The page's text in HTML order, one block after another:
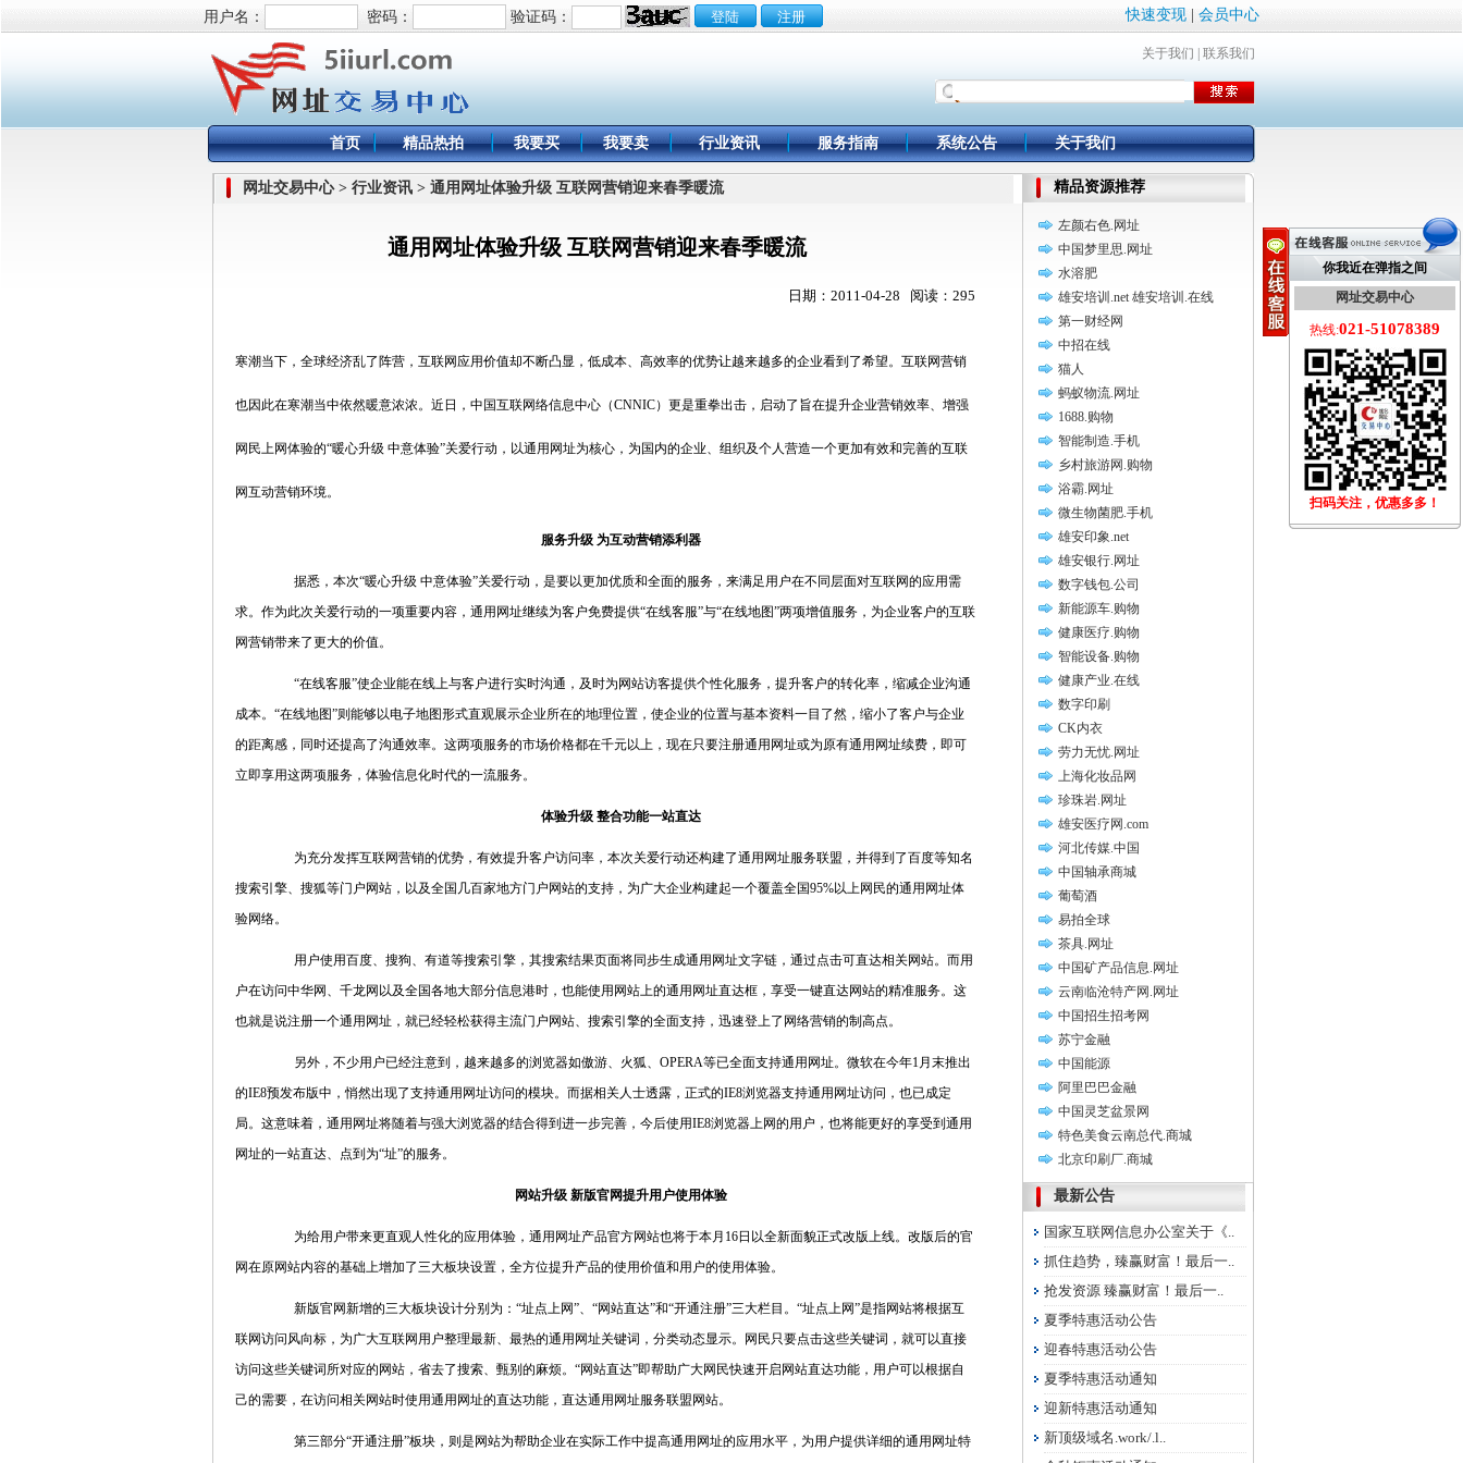
快速变现| 会员中心
用户名： 密码： 验证码：
你我近在弹指之间
网址交易中心
热线:021-51078389
扫码关注，优惠多多！
关于我们 联系我们
首页 精品热拍 我要买 我要卖 行业资讯 服务指南 系统公告 关于我们
网址交易中心 > 行业资讯 > 通用网址体验升级 互联网营销迎来春季暖流
通用网址体验升级 互联网营销迎来春季暖流
日期：2011-04-28 阅读：295
寒潮当下，全球经济乱了阵营，互联网应用价值却不断凸显，低成本、高效率的优势让越来越多的企业看到了希望。互联网营销
也因此在寒潮当中依然暖意浓浓。近日，中国互联网络信息中心（CNNIC）更是重拳出击，启动了旨在提升企业营销效率、增强
网民上网体验的“暖心升级 中意体验”关爱行动，以通用网址为核心，为国内的企业、组织及个人营造一个更加有效和完善的互联
网互动营销环境。
服务升级 为互动营销添利器
据悉，本次“暖心升级 中意体验”关爱行动，是要以更加优质和全面的服务，来满足用户在不同层面对互联网的应用需
求。作为此次关爱行动的一项重要内容，通用网址继续为客户免费提供“在线客服”与“在线地图”两项增值服务，为企业客户的互联
网营销带来了更大的价值。
“在线客服”使企业能在线上与客户进行实时沟通，及时为网站访客提供个性化服务，提升客户的转化率，缩减企业沟通
成本。“在线地图”则能够以电子地图形式直观展示企业所在的地理位置，使企业的位置与基本资料一目了然，缩小了客户与企业
的距离感，同时还提高了沟通效率。这两项服务的市场价格都在千元以上，现在只要注册通用网址或为原有通用网址续费，即可
立即享用这两项服务，体验信息化时代的一流服务。
体验升级 整合功能一站直达
为充分发挥互联网营销的优势，有效提升客户访问率，本次关爱行动还构建了通用网址服务联盟，并得到了百度等知名
搜索引擎、搜狐等门户网站，以及全国几百家地方门户网站的支持，为广大企业构建起一个覆盖全国95%以上网民的通用网址体
验网络。
用户使用百度、搜狗、有道等搜索引擎，其搜索结果页面将同步生成通用网址文字链，通过点击可直达相关网站。而用
户在访问中华网、千龙网以及全国各地大部分信息港时，也能使用网站上的通用网址直达框，享受一键直达网站的精准服务。这
也就是说注册一个通用网址，就已经轻松获得主流门户网站、搜索引擎的全面支持，迅速登上了网络营销的制高点。
另外，不少用户已经注意到，越来越多的浏览器如傲游、火狐、OPERA等已全面支持通用网址。微软在今年1月末推出
的IE8预发布版中，悄然出现了支持通用网址访问的模块。而据相关人士透露，正式的IE8浏览器支持通用网址访问，也已成定
局。这意味着，通用网址将随着与强大浏览器的结合得到进一步完善，今后使用IE8浏览器上网的用户，也将能更好的享受到通用
网址的一站直达、点到为“址”的服务。
网站升级 新版官网提升用户使用体验
为给用户带来更直观人性化的应用体验，通用网址产品官方网站也将于本月16日以全新面貌正式改版上线。改版后的官
网在原网站内容的基础上增加了三大板块设置，全方位提升产品的使用价值和用户的使用体验。
新版官网新增的三大板块设计分别为：“址点上网”、“网站直达”和“开通注册”三大栏目。“址点上网”是指网站将根据互
联网访问风向标，为广大互联网用户整理最新、最热的通用网址关键词，分类动态显示。网民只要点击这些关键词，就可以直接
访问这些关键词所对应的网站，省去了搜索、甄别的麻烦。“网站直达”即帮助广大网民快速开启网站直达功能，用户可以根据自
己的需要，在访问相关网站时使用通用网址的直达功能，直达通用网址服务联盟网站。
第三部分“开通注册”板块，则是网站为帮助企业在实际工作中提高通用网址的应用水平，为用户提供详细的通用网址特
精品资源推荐
左颜右色.网址
中国梦里思.网址
水溶肥
雄安培训.net 雄安培训.在线
第一财经网
中招在线
猫人
蚂蚁物流.网址
1688.购物
智能制造.手机
乡村旅游网.购物
浴霸.网址
微生物菌肥.手机
雄安印象.net
雄安银行.网址
数字钱包.公司
新能源车.购物
健康医疗.购物
智能设备.购物
健康产业.在线
数字印刷
CK内衣
劳力无忧.网址
上海化妆品网
珍珠岩.网址
雄安医疗网.com
河北传媒.中国
中国轴承商城
葡萄酒
易拍全球
茶具.网址
中国矿产品信息.网址
云南临沧特产网.网址
中国招生招考网
苏宁金融
中国能源
阿里巴巴金融
中国灵芝盆景网
特色美食云南总代.商城
北京印刷厂.商城
最新公告
国家互联网信息办公室关于《..
抓住趋势，臻赢财富！最后一..
抢发资源 臻赢财富！最后一..
夏季特惠活动公告
迎春特惠活动公告
夏季特惠活动通知
迎新特惠活动通知
新顶级域名.work/.l..